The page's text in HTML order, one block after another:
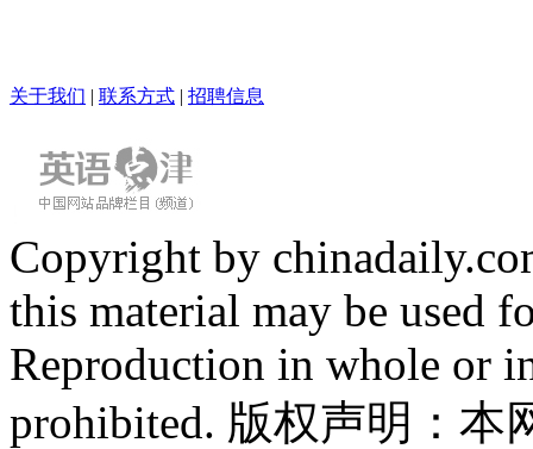
关于我们 | 联系方式 | 招聘信息
Copyright by
this material may be used
Reproduction in whole or
prohibited. 版权声明：